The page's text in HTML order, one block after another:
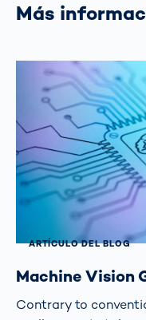
Más
ARTÍCULO DEL BLOG
Machine Vision
Contrary to